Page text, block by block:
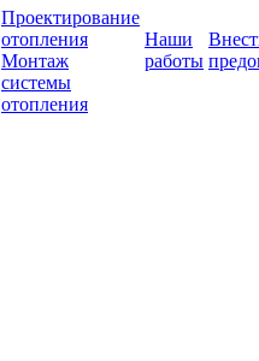
Проектирование
отопления
Монтаж
системы
отопления
Наши
работы